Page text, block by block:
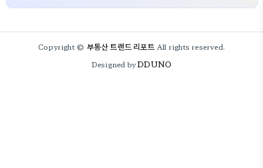
Copyright © 부동산 트렌드 리포트 All rights reserved.
Designed byDDUNO